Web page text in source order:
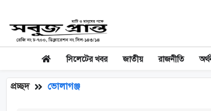
সিলেটের খবর জাতীয় রাজনীতি
প্রচ্ছদ ভোলাগঞ্জ